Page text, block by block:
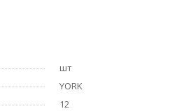
шт
YORK
12